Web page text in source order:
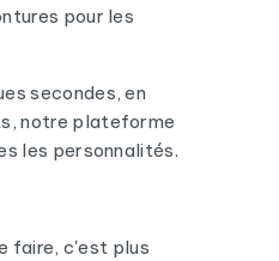
pour les
secondes, en
notre plateforme
les personnalités.
faire, c'est plus